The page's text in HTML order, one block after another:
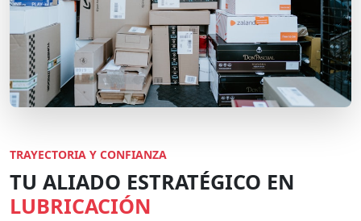
TRAYECTORIA Y CONFIANZA
TU ALIADO ESTRATÉGICO EN
LUBRICACIÓN